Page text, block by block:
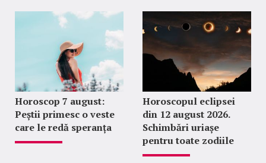
Horoscop 7 august:
Peștii primesc o veste
care le redă speranța
Horoscopul eclipsei
din 12 august 2026.
Schimbări uriașe
pentru toate zodiile